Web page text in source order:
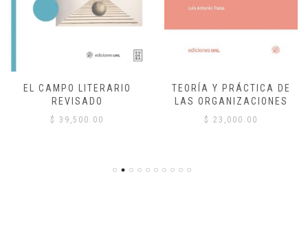
EL CAMPO LITERARIO
REVISADO
$ 39,500.00
TEORÍA Y PRÁCTICA DE
LAS ORGANIZACIONES
$ 23,000.00